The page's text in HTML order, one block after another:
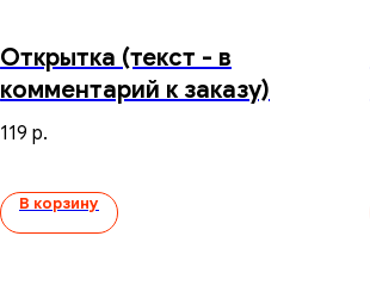
Открытка (текст - в
комментарий к заказу)
119 р.
В корзину